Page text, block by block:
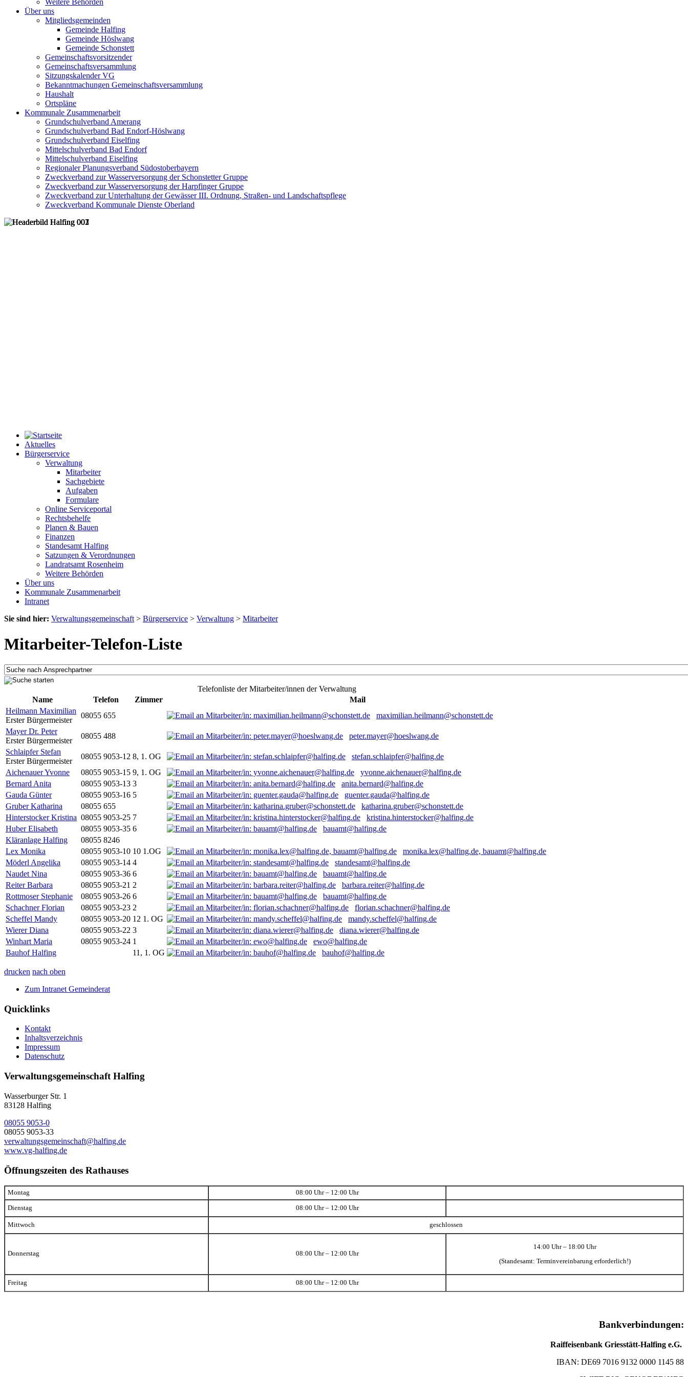
Weitere Behörden
Über uns
Mitgliedsgemeinden
Gemeinde Halfing
Gemeinde Höslwang
Gemeinde Schonstett
Gemeinschaftsvorsitzender
Gemeinschaftsversammlung
Sitzungskalender VG
Bekanntmachungen Gemeinschaftsversammlung
Haushalt
Ortspläne
Kommunale Zusammenarbeit
Grundschulverband Amerang
Grundschulverband Bad Endorf-Höslwang
Grundschulverband Eiselfing
Mittelschulverband Bad Endorf
Mittelschulverband Eiselfing
Regionaler Planungsverband Südostoberbayern
Zweckverband zur Wasserversorgung der Schonstetter Gruppe
Zweckverband zur Wasserversorgung der Harpfinger Gruppe
Zweckverband zur Unterhaltung der Gewässer III. Ordnung, Straßen- und Landschaftspflege
Zweckverband Kommunale Dienste Oberland
Aktuelles
Bürgerservice
Verwaltung
Mitarbeiter
Sachgebiete
Aufgaben
Formulare
Online Serviceportal
Rechtsbehelfe
Planen & Bauen
Finanzen
Standesamt Halfing
Satzungen & Verordnungen
Landratsamt Rosenheim
Weitere Behörden
Über uns
Kommunale Zusammenarbeit
Intranet
Sie sind hier: Verwaltungsgemeinschaft > Bürgerservice > Verwaltung > Mitarbeiter
Mitarbeiter-Telefon-Liste
Telefonliste der Mitarbeiter/innen der Verwaltung
Name
Telefon Zimmer
Mail
Heilmann Maximilian
Erster Bürgermeister
08055 655
maximilian.heilmann@schonstett.de
Mayer Dr. Peter
Erster Bürgermeister
08055 488
peter.mayer@hoeslwang.de
Schlaipfer Stefan
Erster Bürgermeister
08055 9053-12 8, 1. OG
stefan.schlaipfer@halfing.de
Aichenauer Yvonne
08055 9053-15 9, 1. OG
yvonne.aichenauer@halfing.de
Bernard Anita
08055 9053-13 3
anita.bernard@halfing.de
Gauda Günter
08055 9053-16 5
guenter.gauda@halfing.de
Gruber Katharina
08055 655
katharina.gruber@schonstett.de
Hinterstocker Kristina 08055 9053-25 7
kristina.hinterstocker@halfing.de
Huber Elisabeth
08055 9053-35 6
bauamt@halfing.de
Kläranlage Halfing
08055 8246
Lex Monika
08055 9053-10 10 1.OG
monika.lex@halfing.de, bauamt@halfing.de
Möderl Angelika
08055 9053-14 4
standesamt@halfing.de
Naudet Nina
08055 9053-36 6
bauamt@halfing.de
Reiter Barbara
08055 9053-21 2
barbara.reiter@halfing.de
Rottmoser Stephanie
08055 9053-26 6
bauamt@halfing.de
Schachner Florian
08055 9053-23 2
florian.schachner@halfing.de
Scheffel Mandy
08055 9053-20 12 1. OG
mandy.scheffel@halfing.de
Wierer Diana
08055 9053-22 3
diana.wierer@halfing.de
Winhart Maria
08055 9053-24 1
ewo@halfing.de
Bauhof Halfing
11, 1. OG bauhof@halfing.de
drucken nach oben
Zum Intranet Gemeinderat
Quicklinks
Kontakt
Inhaltsverzeichnis
Impressum
Datenschutz
Verwaltungsgemeinschaft Halfing
Wasserburger Str. 1
83128 Halfing
08055 9053-0
08055 9053-33
verwaltungsgemeinschaft@halfing.de
www.vg-halfing.de
Öffnungszeiten des Rathauses
Montag 08:00 Uhr – 12:00 Uhr
Dienstag 08:00 Uhr – 12:00 Uhr
Mittwoch geschlossen
Donnerstag 08:00 Uhr – 12:00 Uhr
14:00 Uhr – 18:00 Uhr
(Standesamt: Terminvereinbarung erforderlich!)
Freitag 08:00 Uhr – 12:00 Uhr
Bankverbindungen:
Raiffeisenbank Griesstätt-Halfing e.G.
IBAN: DE69 7016 9132 0000 1145 88